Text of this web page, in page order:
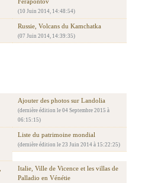
Ferapontov
(10 Juin 2014, 14:48:54)
Russie, Volcans du Kamchatka
(07 Juin 2014, 14:39:35)
Ajouter des photos sur Landolia
(dernière édition le 04 Septembre 2015 à
06:15:15)
Liste du patrimoine mondial
(dernière édition le 23 Juin 2014 à 15:22:25)
Italie, Ville de Vicence et les villas de
Palladio en Vénétie